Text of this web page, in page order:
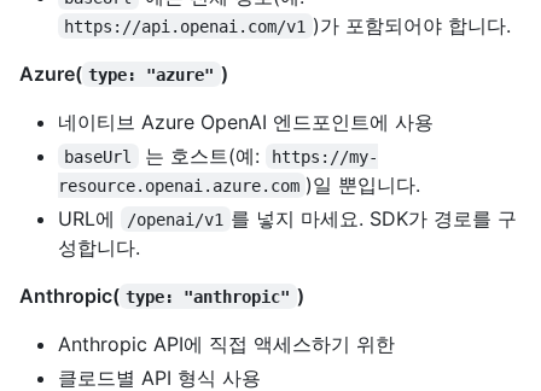
https://api.openai.com/v1 )가 포함되어야 합니다.
Azure( type: "azure" )
네이티브 Azure OpenAI 엔드포인트에 사용
baseUrl 는 호스트(예:
https://my-
resource.openai.azure.com )일 뿐입니다.
URL에
/openai/v1 를 넣지 마세요. SDK가 경로를 구
성합니다.
Anthropic( type: "anthropic" )
Anthropic API에 직접 액세스하기 위한
클로드별 API 형식 사용